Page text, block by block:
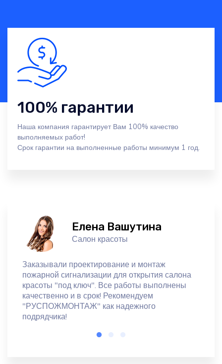
100% гарантии
Наша компания гарантирует Вам 100% качество
выполняемых работ!
Срок гарантии на выполненные работы минимум 1 год.
Елена Вашутина
Салон красоты
Заказывали проектирование и монтаж
пожарной сигнализации для открытия салона
красоты "под ключ". Все работы выполнены
качественно и в срок! Рекомендуем
"РУСПОЖМОНТАЖ" как надежного
подрядчика!